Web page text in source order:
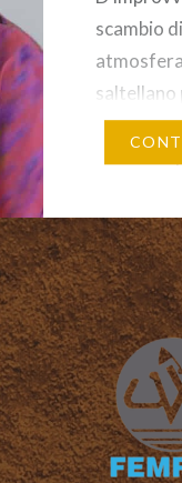
scambio
saltellano
sulle
di pioggia
dov’eri